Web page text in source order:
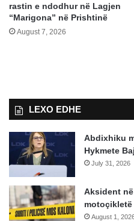
rastin e ndodhur në Lagjen
“Marigona” në Prishtinë
August 7, 2026
LEXO EDHE
Abdixhiku
Hykmete
July 31, 2026
Aksident
motoçikletë
August 1,